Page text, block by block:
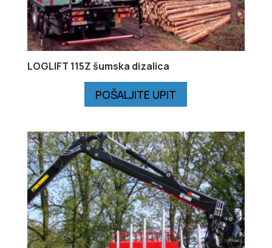
LOGLIFT 115Z šumska dizalica
POŠALJITE UPIT